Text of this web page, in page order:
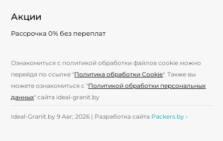
Акции
Рассрочка 0% без переплат
Ознакомиться с политикой обработки файлов cookie можно
перейдя по ссылке "Политика обработки Cookie". Также вы
можете ознакомиться с "Политикой обработки персональных
данных" сайта ideal-granit.by
Ideal-Granit.by 9 Авг, 2026 | Разработка сайта Packers.by ›